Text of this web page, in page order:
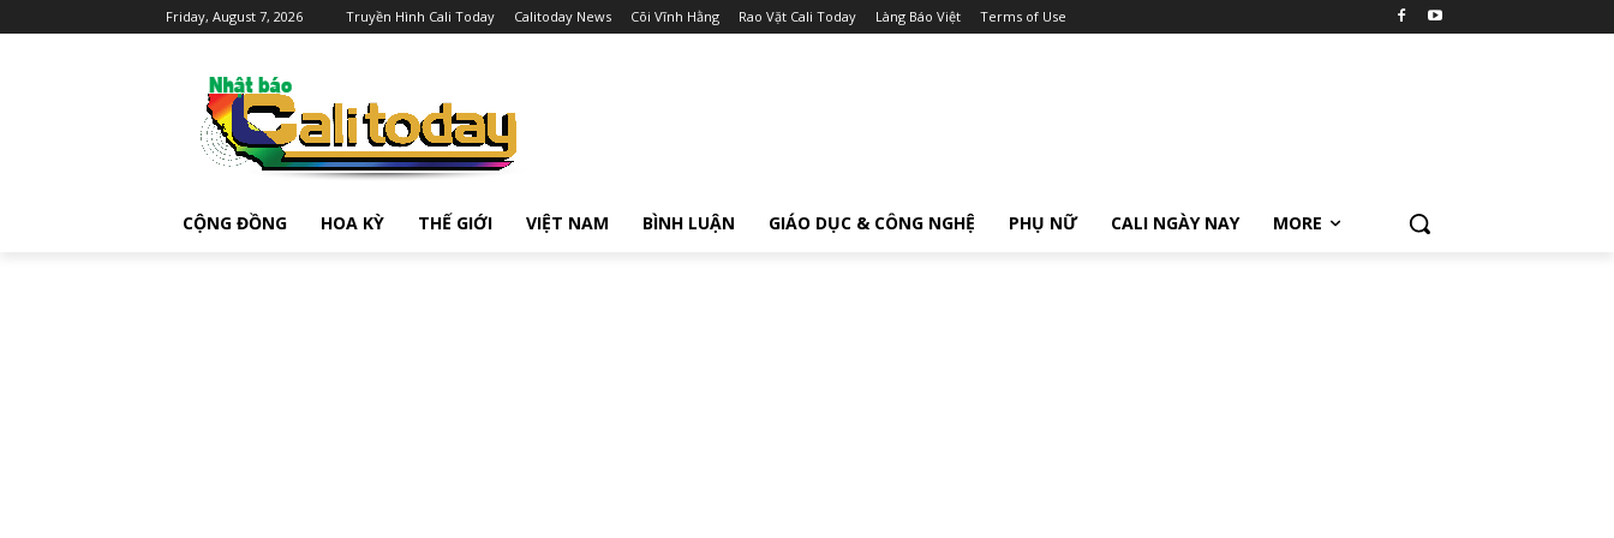
Friday, August 7, 2026 Truyền Hình Cali Today Calitoday News Cõi Vĩnh Hằng Rao Vặt Cali Today Làng Báo Việt Terms of Use
CỘNG ĐỒNG HOA KỲ THẾ GIỚI VIỆT NAM BÌNH LUẬN GIÁO DỤC & CÔNG NGHỆ PHỤ NỮ CALI NGÀY NAY MORE